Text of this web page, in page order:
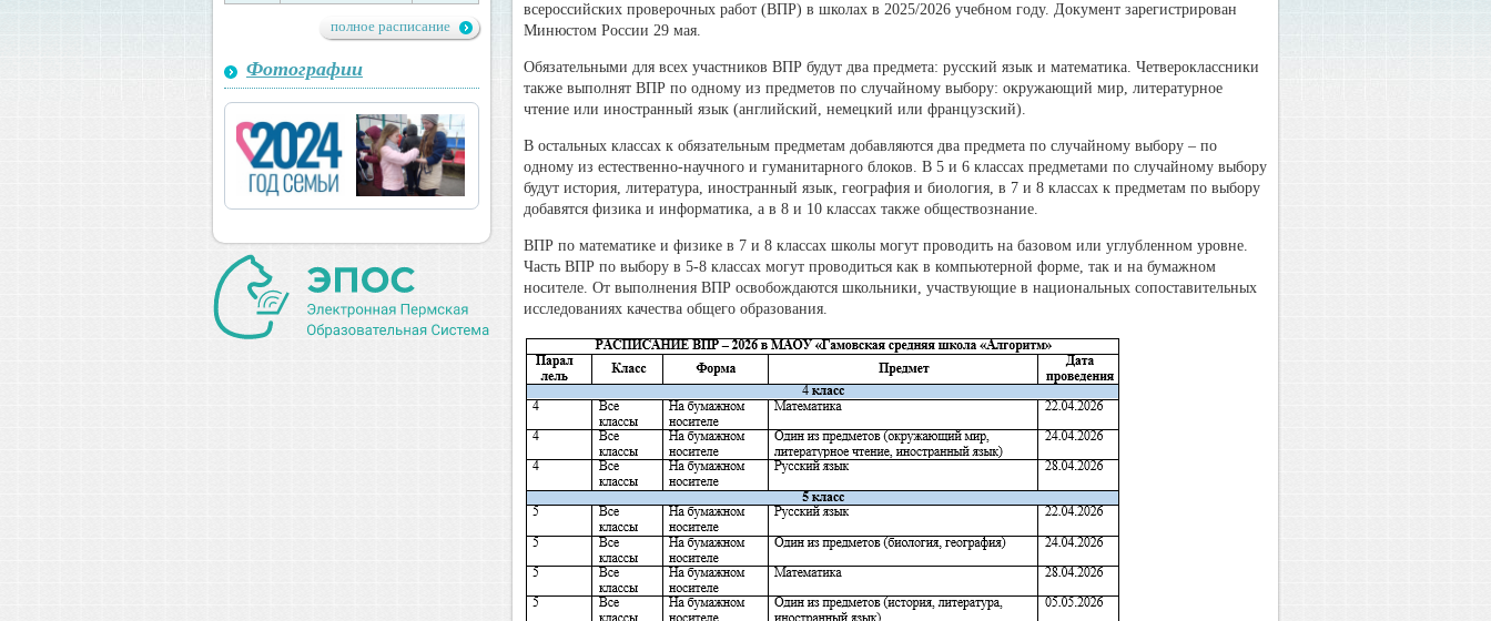
полное расписание
Фотографии
всероссийских проверочных работ (ВПР) в школах в 2025/2026 учебном году. Документ зарегистрирован
Минюстом России 29 мая.
Обязательными для всех участников ВПР будут два предмета: русский язык и математика. Четвероклассники
также выполнят ВПР по одному из предметов по случайному выбору: окружающий мир, литературное
чтение или иностранный язык (английский, немецкий или французский).
В остальных классах к обязательным предметам добавляются два предмета по случайному выбору – по
одному из естественно-научного и гуманитарного блоков. В 5 и 6 классах предметами по случайному выбору
будут история, литература, иностранный язык, география и биология, в 7 и 8 классах к предметам по выбору
добавятся физика и информатика, а в 8 и 10 классах также обществознание.
ВПР по математике и физике в 7 и 8 классах школы могут проводить на базовом или углубленном уровне.
Часть ВПР по выбору в 5-8 классах могут проводиться как в компьютерной форме, так и на бумажном
носителе. От выполнения ВПР освобождаются школьники, участвующие в национальных сопоставительных
исследованиях качества общего образования.